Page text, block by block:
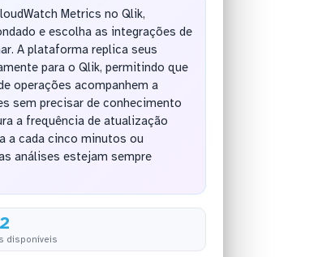
Metrics no Qlik,
e escolha as integrações de
A plataforma replica seus
para o Qlik, permitindo que
operações acompanhem a
sem precisar de conhecimento
a frequência de atualização
a cada cinco minutos ou
análises estejam sempre
2
disponíveis